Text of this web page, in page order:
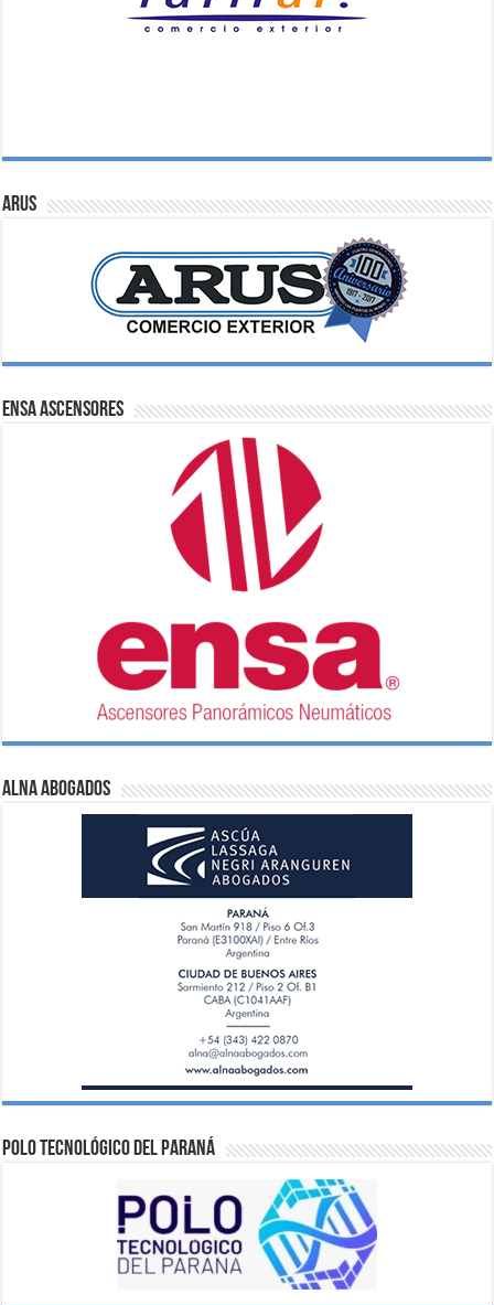
ARUS
ENSA Ascensores
ALNA Abogados
Polo Tecnológico del Paraná